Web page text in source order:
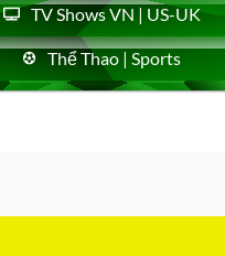
TV Shows VN | US-UK
Thể Thao | Sports